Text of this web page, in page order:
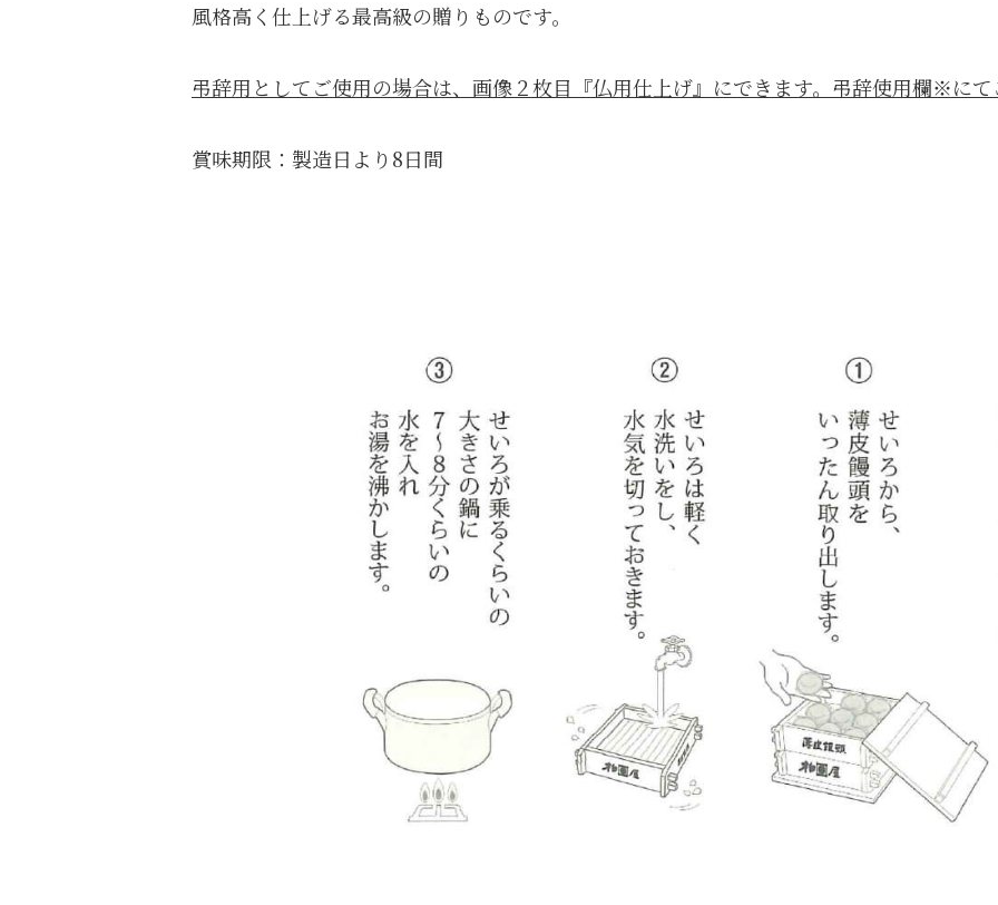
風格高く仕上げる最高級の贈りものです。
弔辞用としてご使用の場合は、画像２枚目『仏用仕上げ』にできます。弔辞使用欄※にて
賞味期限：製造日より8日間